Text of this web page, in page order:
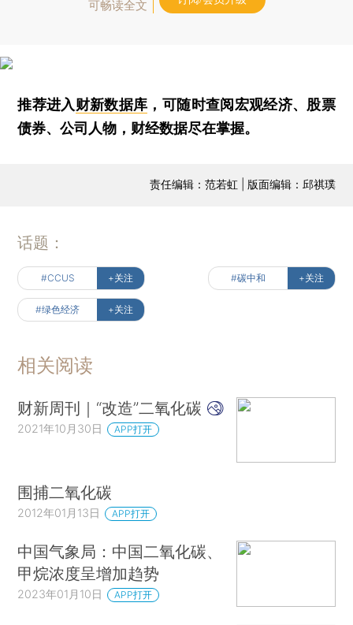
可畅读全文
推荐进入财新数据库 ，可随时查阅宏观经济、股票
债券、公司人物，财经数据尽在掌握。
责任编辑：范若虹 | 版面编辑：邱祺璞
话题：
#CCUS +关注 #碳中和 +关注
#绿色经济 +关注
相关阅读
财新周刊｜“改造”二氧化碳
2021年10月30日 APP打开
围捕二氧化碳
2012年01月13日 APP打开
中国气象局：中国二氧化碳、
甲烷浓度呈增加趋势
2023年01月10日 APP打开